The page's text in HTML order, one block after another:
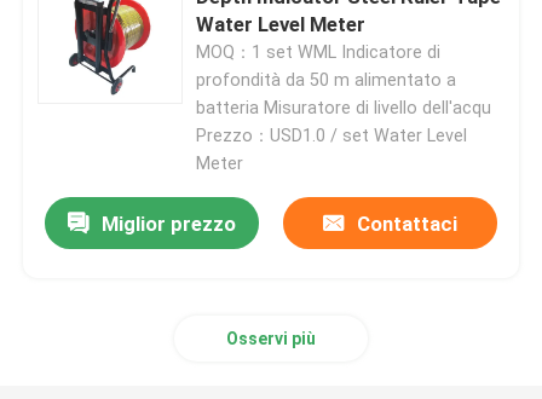
Attrezzature per la prova dei trasformatori
apparecchiatura di collaudo del cavo
Apparecchiatura di collaudo della batteria
Water Level Meter
MOQ：1 set WML Indicatore di
profondità da 50 m alimentato a
batteria Misuratore di livello dell'acqu
Prezzo：USD1.0 / set Water Level
Meter
Miglior prezzo Contattaci
Osservi più